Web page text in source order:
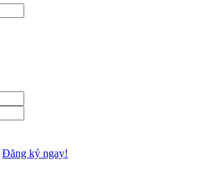
Đăng ký ngay!